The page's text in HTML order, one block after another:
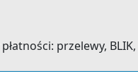
przelewy,